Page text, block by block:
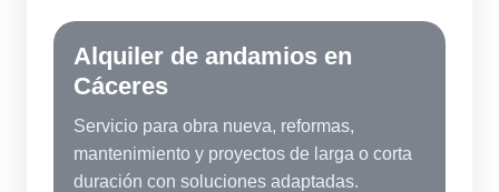
Alquiler de andamios en
Cáceres
Servicio para obra nueva, reformas,
mantenimiento y proyectos de larga o corta
duración con soluciones adaptadas.